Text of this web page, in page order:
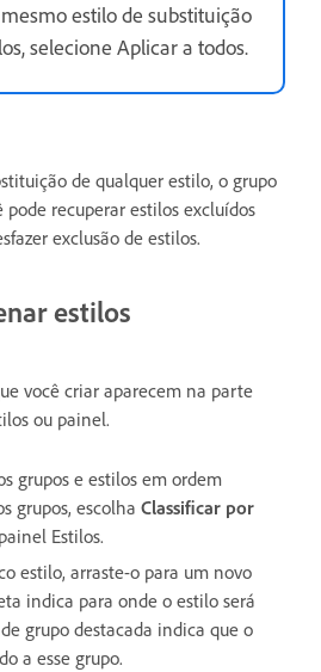
estilo de substituição
selecione Aplicar a todos.
de qualquer estilo, o grupo
pode recuperar estilos excluídos
exclusão de estilos.
estilos
você criar aparecem na parte
ou painel.
grupos e estilos em ordem
grupos, escolha Classificar por
Estilos.
estilo, arraste-o para um novo
indica para onde o estilo será
grupo destacada indica que o
a esse grupo.